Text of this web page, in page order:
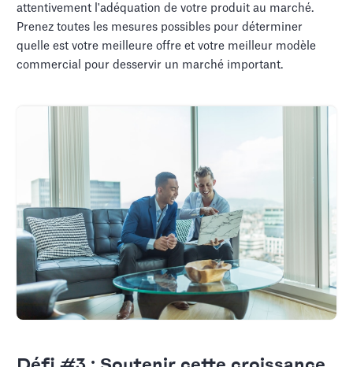
attentivement l'adéquation de votre produit au marché.
Prenez toutes les mesures possibles pour déterminer
quelle est votre meilleure offre et votre meilleur modèle
commercial pour desservir un marché important.